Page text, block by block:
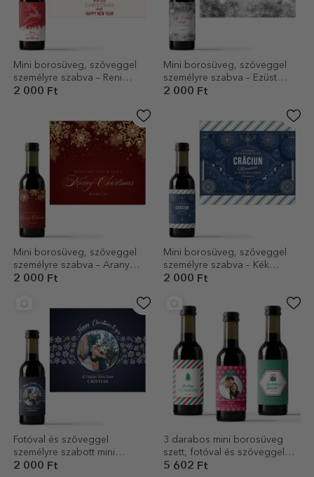
Mini borosüveg, szöveggel
személyre szabva – Reni
modell
2 000 Ft
Mini borosüveg, szöveggel
személyre szabva – Ezüst
karácsony
2 000 Ft
Mini borosüveg, szöveggel
személyre szabva – Arany
hópelyhek
2 000 Ft
Mini borosüveg, szöveggel
személyre szabva – Kék
karácsony
2 000 Ft
Fotóval és szöveggel
személyre szabott mini
borosüveg - Fényes
2 000 Ft
3 darabos mini borosüveg
szett, fotóval és szöveggel
személyre szabva – Boldog
5 602 Ft